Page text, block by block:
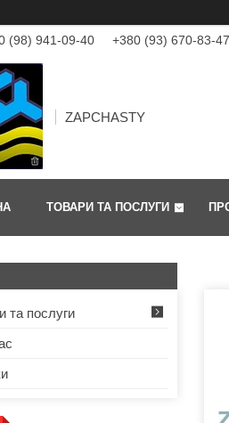
(98) 941-09-40 +380 (93) 670-83-47
ZAPCHASTY
ТОВАРИ ТА ПОСЛУГИ
та послуги